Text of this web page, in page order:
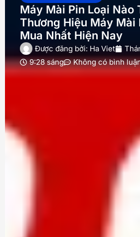
Lưu đăng nhập
Đăng Nhập
Máy Mài Pin Loại Nào
Thương Hiệu Máy Mài
Mua Nhất Hiện Nay
Được đăng bởi: Ha Viet
9:28 sáng
Không có bình